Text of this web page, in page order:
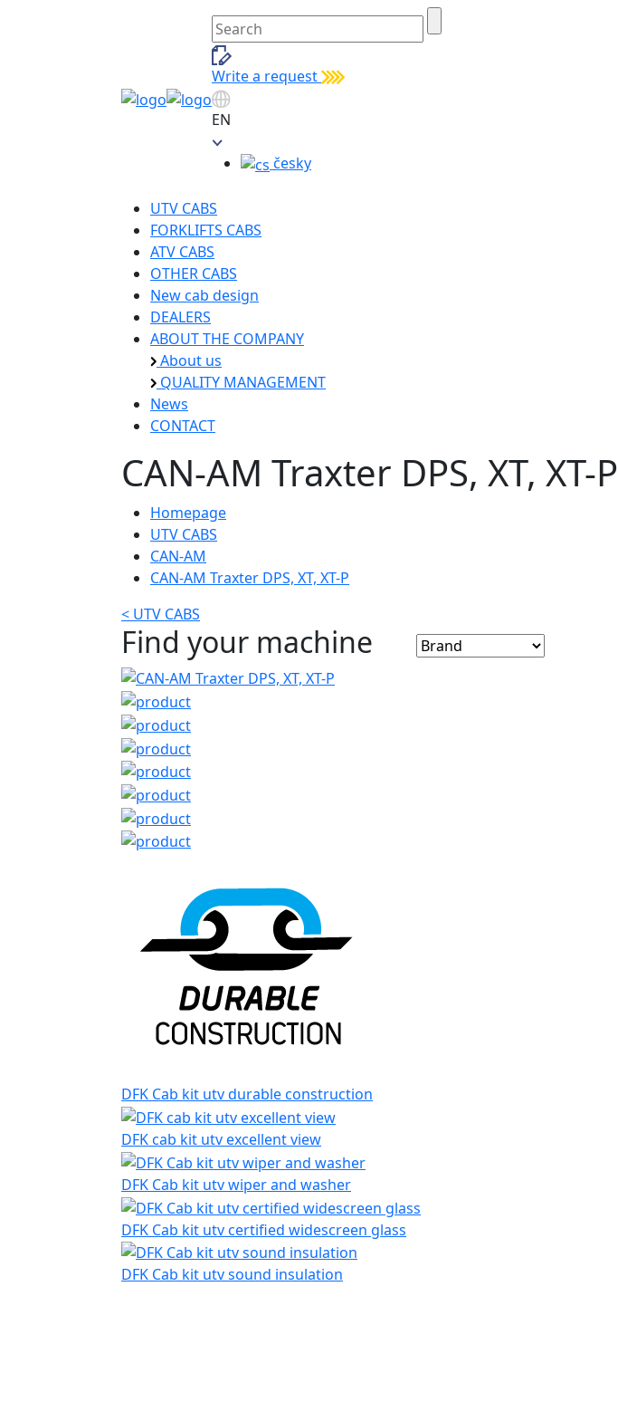
Write a request
EN
česky
UTV CABS
FORKLIFTS CABS
ATV CABS
OTHER CABS
New cab design
DEALERS
ABOUT THE COMPANY
About us
QUALITY MANAGEMENT
News
CONTACT
CAN-AM Traxter DPS, XT, XT-P
Homepage
UTV CABS
CAN-AM
CAN-AM Traxter DPS, XT, XT-P
< UTV CABS
Find your machine
DFK Cab kit utv durable construction
DFK cab kit utv excellent view
DFK Cab kit utv wiper and washer
DFK Cab kit utv certified widescreen glass
DFK Cab kit utv sound insulation